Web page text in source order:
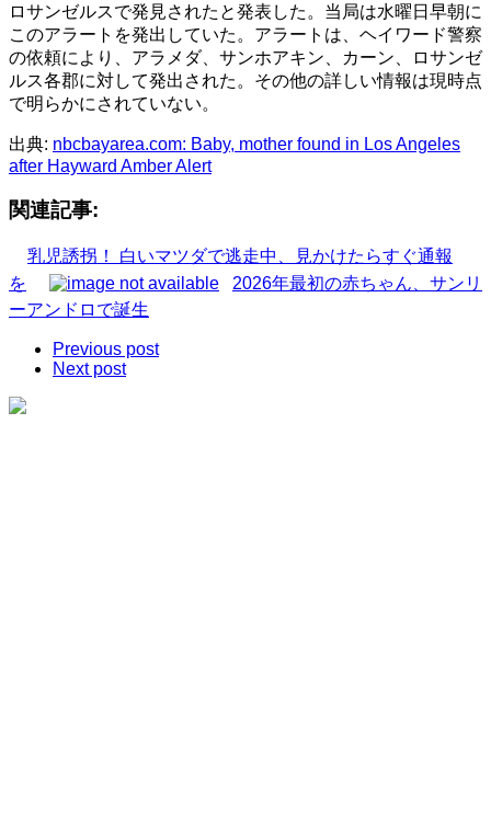
ロサンゼルスで発見されたと発表した。当局は水曜日早朝に
このアラートを発出していた。アラートは、ヘイワード警察
の依頼により、アラメダ、サンホアキン、カーン、ロサンゼ
ルス各郡に対して発出された。その他の詳しい情報は現時点
で明らかにされていない。
出典: nbcbayarea.com: Baby, mother found in Los Angeles
after Hayward Amber Alert
関連記事:
乳児誘拐！ 白いマツダで逃走中、見かけたらすぐ通報
を
2026年最初の赤ちゃん、サンリ
ーアンドロで誕生
Previous post
Next post